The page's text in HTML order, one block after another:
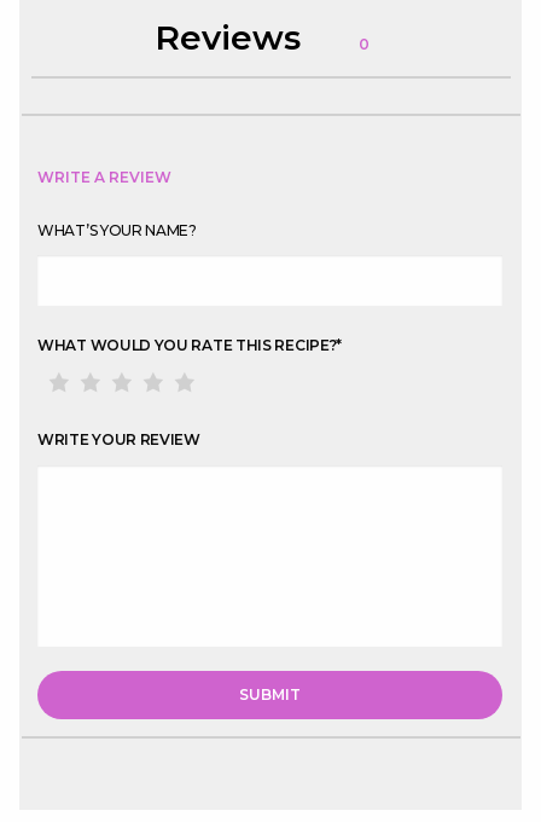
Reviews 0
WRITE A REVIEW
WHAT’S YOUR NAME?
WHAT WOULD YOU RATE THIS RECIPE?*
WRITE YOUR REVIEW